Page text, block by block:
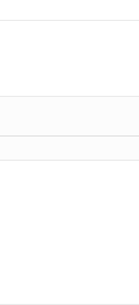
رزمنده /